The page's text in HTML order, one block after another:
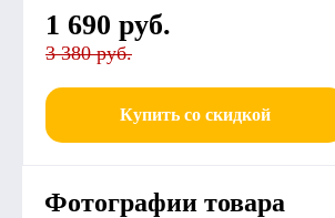
1 690 руб.
3 380 руб.
Купить со скидкой
Фотографии товара